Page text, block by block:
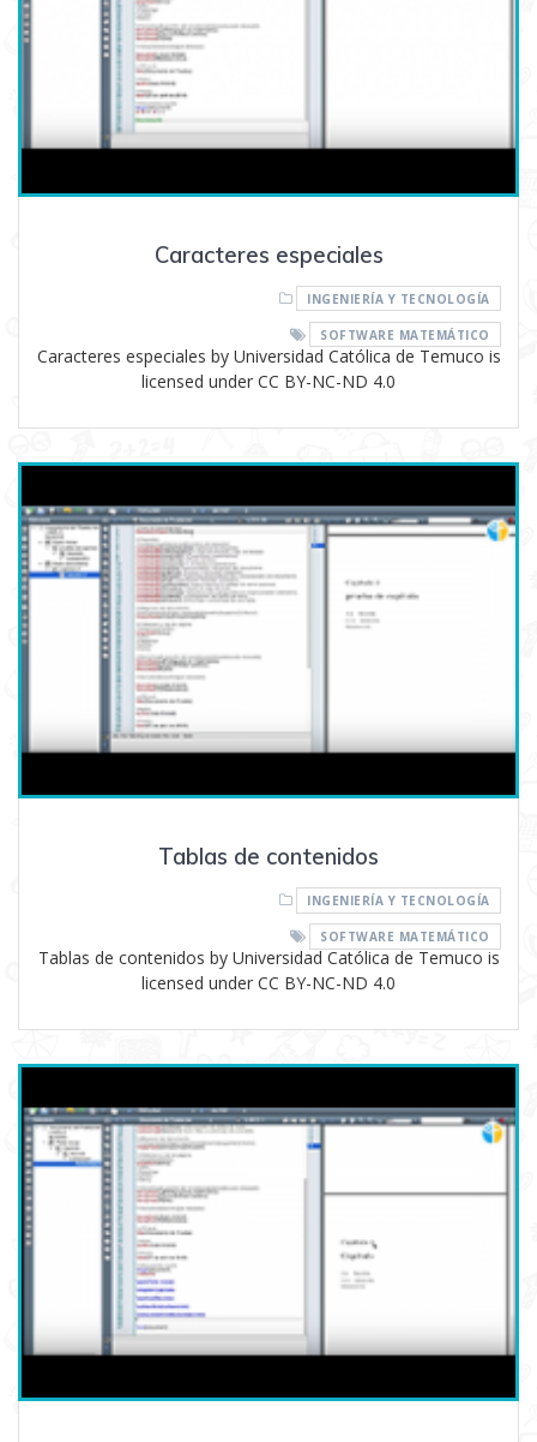
Caracteres especiales
INGENIERÍA Y TECNOLOGÍA
SOFTWARE MATEMÁTICO
Caracteres especiales by Universidad Católica de Temuco is
licensed under CC BY-NC-ND 4.0
Tablas de contenidos
INGENIERÍA Y TECNOLOGÍA
SOFTWARE MATEMÁTICO
Tablas de contenidos by Universidad Católica de Temuco is
licensed under CC BY-NC-ND 4.0